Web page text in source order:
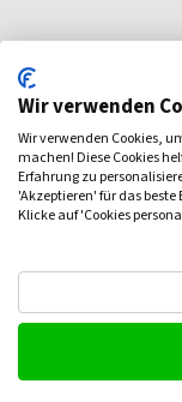
Güteklasse
Wir verwenden
Wir verwenden Cookies,
machen! Diese Cookies
Erfahrung zu
'Akzeptieren' für das
Klicke auf 'Cookies